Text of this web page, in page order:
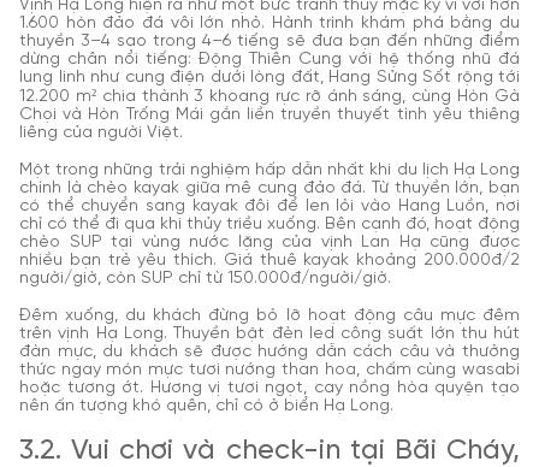
Vịnh Hạ Long hiện ra như một bức tranh thủy mặc kỳ vĩ với hơn
1.600 hòn đảo đá vôi lớn nhỏ. Hành trình khám phá bằng du
thuyền 3–4 sao trong 4–6 tiếng sẽ đưa bạn đến những điểm
dừng chân nổi tiếng: Động Thiên Cung với hệ thống nhũ đá
lung linh như cung điện dưới lòng đất, Hang Sửng Sốt rộng tới
12.200 m² chia thành 3 khoang rực rỡ ánh sáng, cùng Hòn Gà
Chọi và Hòn Trống Mái gắn liền truyền thuyết tình yêu thiêng
liêng của người Việt.
Một trong những trải nghiệm hấp dẫn nhất khi du lịch Hạ Long
chính là chèo kayak giữa mê cung đảo đá. Từ thuyền lớn, bạn
có thể chuyển sang kayak đôi để len lỏi vào Hang Luồn, nơi
chỉ có thể đi qua khi thủy triều xuống. Bên cạnh đó, hoạt động
chèo SUP tại vùng nước lặng của vịnh Lan Hạ cũng được
nhiều bạn trẻ yêu thích. Giá thuê kayak khoảng 200.000đ/2
người/giờ, còn SUP chỉ từ 150.000đ/người/giờ.
Đêm xuống, du khách đừng bỏ lỡ hoạt động câu mực đêm
trên vịnh Hạ Long. Thuyền bật đèn led công suất lớn thu hút
đàn mực, du khách sẽ được hướng dẫn cách câu và thưởng
thức ngay món mực tươi nướng than hoa, chấm cùng wasabi
hoặc tương ớt. Hương vị tươi ngọt, cay nồng hòa quyện tạo
nên ấn tượng khó quên, chỉ có ở biển Hạ Long.
3.2. Vui chơi và check-in tại Bãi Cháy,